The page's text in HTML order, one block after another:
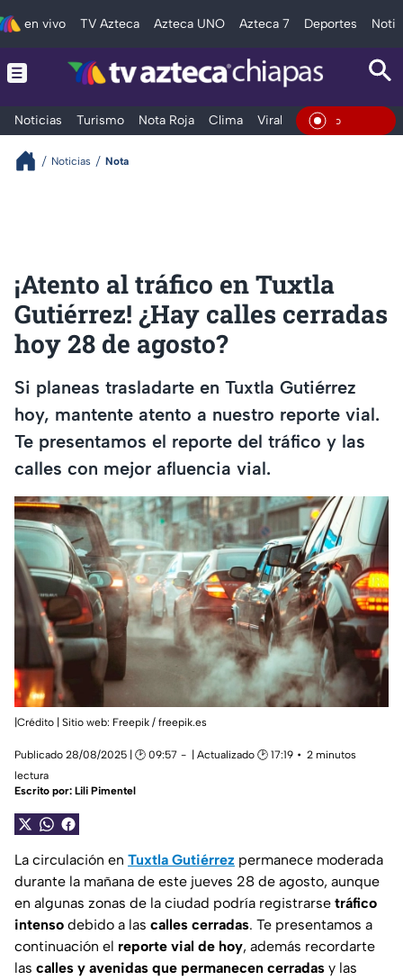
en vivo TV Azteca Azteca UNO Azteca 7 Deportes
Noticias Turismo Nota Roja Clima Viral y Tendencia En Vivo
Noticias Nota
¡Atento al tráfico en Tuxtla
Gutiérrez! ¿Hay calles cerradas
hoy 28 de agosto?
Si planeas trasladarte en Tuxtla Gutiérrez
hoy, mantente atento a nuestro reporte vial.
Te presentamos el reporte del tráfico y las
calles con mejor afluencia vial.
|Crédito | Sitio web: Freepik / freepik.es
Publicado 28/08/2025 | 🕑 09:57 | Actualizado 🕑 17:19
2 minutos
lectura
Escrito por: Lili Pimentel
La circulación en Tuxtla Gutiérrez permanece moderada
durante la mañana de este jueves 28 de agosto, aunque
en algunas zonas de la ciudad podría registrarse tráfico
intenso debido a las calles cerradas. Te presentamos a
continuación el reporte vial de hoy, además recordarte
las calles y avenidas que permanecen cerradas y las